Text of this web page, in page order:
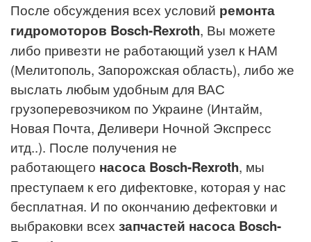
После обсуждения всех условий ремонта
гидромоторов Bosch-Rexroth, Вы можете
либо привезти не работающий узел к НАМ
(Мелитополь, Запорожская область), либо же
выслать любым удобным для ВАС
грузоперевозчиком по Украине (Интайм,
Новая Почта, Деливери Ночной Экспресс
итд..). После получения не
работающего насоса Bosch-Rexroth, мы
преступаем к его дифектовке, которая у нас
бесплатная. И по окончанию дефектовки и
выбраковки всех запчастей насоса Bosch-